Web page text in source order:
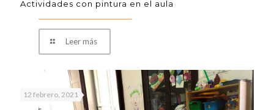
Actividades con pintura en el aula
Leer más
12 febrero, 2021